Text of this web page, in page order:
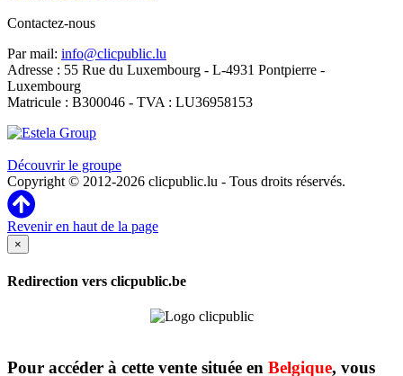
Contactez-nous
Par mail: info@clicpublic.lu
Adresse : 55 Rue du Luxembourg - L-4931 Pontpierre -
Luxembourg
Matricule : B300046 - TVA : LU36958153
Découvrir le groupe
Copyright © 2012-2026 clicpublic.lu - Tous droits réservés.
Revenir en haut de la page
×
Redirection vers clicpublic.be
Pour accéder à cette vente située en Belgique, vous